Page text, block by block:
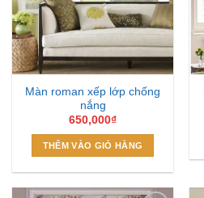
Màn roman xếp lớp chống
nắng
650,000₫
THÊM VÀO GIỎ HÀNG